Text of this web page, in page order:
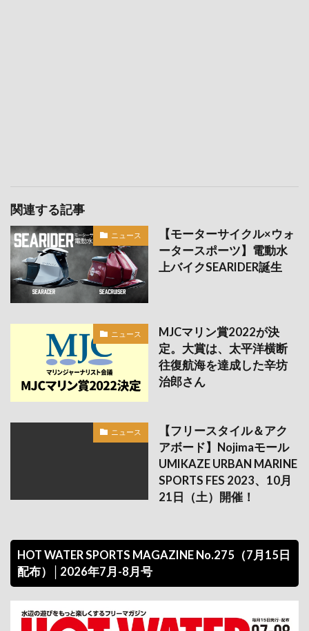
関連する記事
ニュース
【モーターサイクル×ウォ
ータースポーツ】電動水
上バイクSEARIDER誕生
ニュース
MJCマリン賞2022が決
定。大賞は、太平洋横断
往復航海を達成した辛坊
治郎さん
ニュース
【フリースタイル＆アク
アボード】Nojimaモール
UMIKAZE URBAN MARINE
SPORTS FES 2023、10月
21日（土）開催！
HOT WATER SPORTS MAGAZINE No.275（7月15日
配布）│2026年7月-8月号